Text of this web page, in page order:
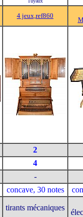
4 jeux,ref860
2
4
-
concave, 30 notes
tirants mécaniques